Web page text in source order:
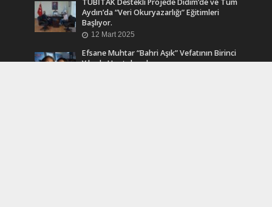
TÜBİTAK Destekli Projede Didim’de ve Tüm
Aydın’da “Veri Okuryazarlığı” Eğitimleri
Başlıyor.
12 Mart 2025
Efsane Muhtar “Bahri Aşık” Vefatının Birinci
Yılında Unutulmadı